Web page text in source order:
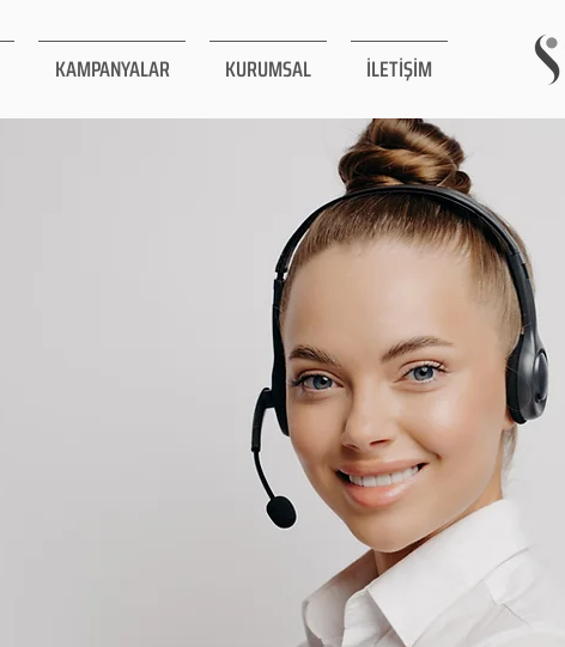
KAMPANYALAR KURUMSAL İLETİŞİM